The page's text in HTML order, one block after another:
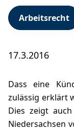
Arbeitsrecht
17.3.2016
Dass eine
zulässig erklärt
Dies zeigt
Niedersachsen